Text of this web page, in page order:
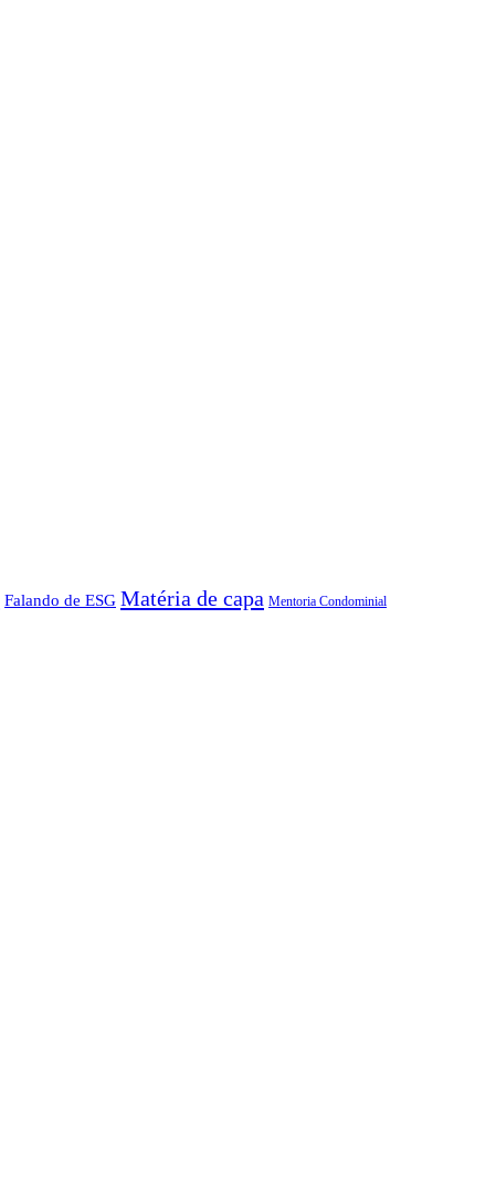
Falando de ESG Matéria de capa Mentoria Condominial